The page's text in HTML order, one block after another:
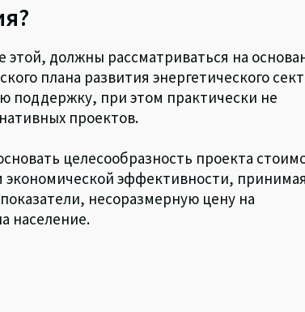
должны рассматриваться на
плана развития энергетического
поддержку, при этом практически не
проектов.
целесообразность проекта
эффективности,
несоразмерную цену на
население.